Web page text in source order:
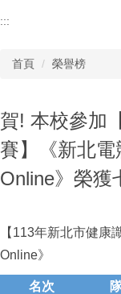
:::
首頁 榮譽榜
賀! 本校參加
賽】《新北
Online》榮獲
【113年新北市健康
Online》
名次